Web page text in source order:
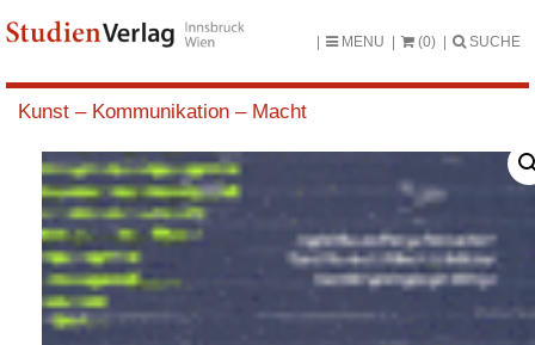
MENU (0) SUCHE
Kunst – Kommunikation – Macht